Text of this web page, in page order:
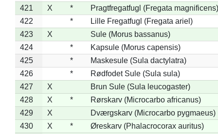
421
X *
Pragtfregatfugl (Fregata magnificens)
422
*
Lille Fregatfugl (Fregata ariel)
423
X
Sule (Morus bassanus)
424
*
Kapsule (Morus capensis)
425
*
Maskesule (Sula dactylatra)
426
*
Rødfodet Sule (Sula sula)
427
X
Brun Sule (Sula leucogaster)
428
X *
Rørskarv (Microcarbo africanus)
429
X
Dværgskarv (Microcarbo pygmaeus)
430
X *
Øreskarv (Phalacrocorax auritus)